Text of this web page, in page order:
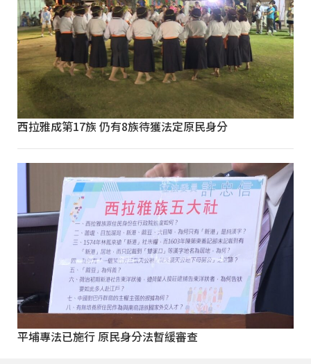
西拉雅成第17族 仍有8族待獲法定原民身分
平埔專法已施行 原民身分法暫緩審查